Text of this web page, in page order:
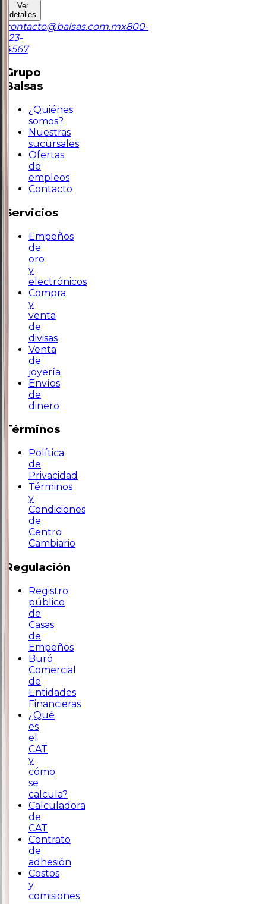
Ver
detalles
contacto@balsas.com.mx800-
123-
4567
Grupo
Balsas
¿Quiénes
somos?
Nuestras
sucursales
Ofertas
de
empleos
Contacto
Servicios
Empeños
de
oro
y
electrónicos
Compra
y
venta
de
divisas
Venta
de
joyería
Envíos
de
dinero
Términos
Política
de
Privacidad
Términos
y
Condiciones
de
Centro
Cambiario
Regulación
Registro
público
de
Casas
de
Empeños
Buró
Comercial
de
Entidades
Financieras
¿Qué
es
el
CAT
y
cómo
se
calcula?
Calculadora
de
CAT
Contrato
de
adhesión
Costos
y
comisiones